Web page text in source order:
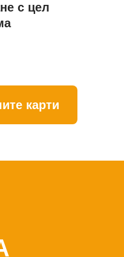
с цел
карти